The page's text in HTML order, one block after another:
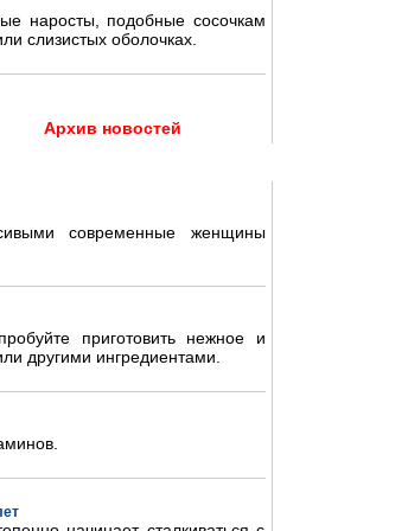
наросты, подобные сосочкам
слизистых оболочках.
Архив новостей
современные женщины
приготовить нежное и
другими ингредиентами.